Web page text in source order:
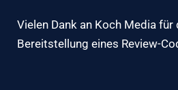
Vielen Dank an Koch Media für
Bereitstellung eines Review-